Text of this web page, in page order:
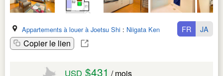
Appartements à louer à Joetsu Shi : Niigata Ken
Copier le lien
FR JA
USD $431 / mois